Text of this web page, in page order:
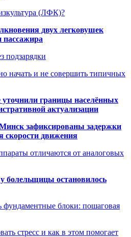
(ЛФК)?
двух легковушек
пассажира
подзарядки
начать и не совершить типичных
границы населённых
актуализации
зафиксированы задержки
скорости движения
отличаются от аналоговых
болельщицы остановилось
фундаментные блоки: пошаговая
стресс и как в этом помогает